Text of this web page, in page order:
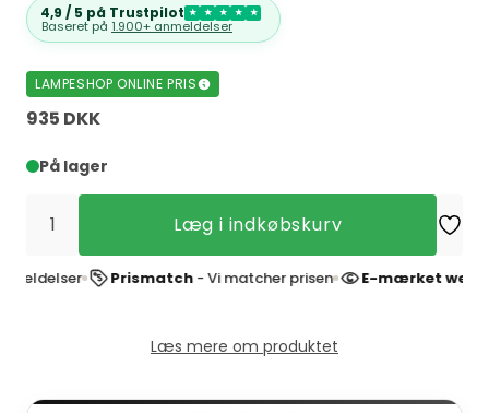
4,9 / 5 på Trustpilot ★ ★ ★ ★ ★
Baseret på 1.900+ anmeldelser
LAMPESHOP ONLINE PRIS
935 DKK
På lager
Læg i indkøbskurv
Prismatch- Vi matcher prisen E-mærket webshop
Læs mere om produktet